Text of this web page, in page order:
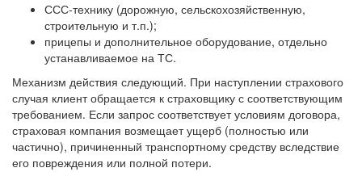
ССС-технику (дорожную, сельскохозяйственную,
строительную и т.п.);
прицепы и дополнительное оборудование, отдельно
устанавливаемое на ТС.
Механизм действия следующий. При наступлении страхового
случая клиент обращается к страховщику с соответствующим
требованием. Если запрос соответствует условиям договора,
страховая компания возмещает ущерб (полностью или
частично), причиненный транспортному средству вследствие
его повреждения или полной потери.